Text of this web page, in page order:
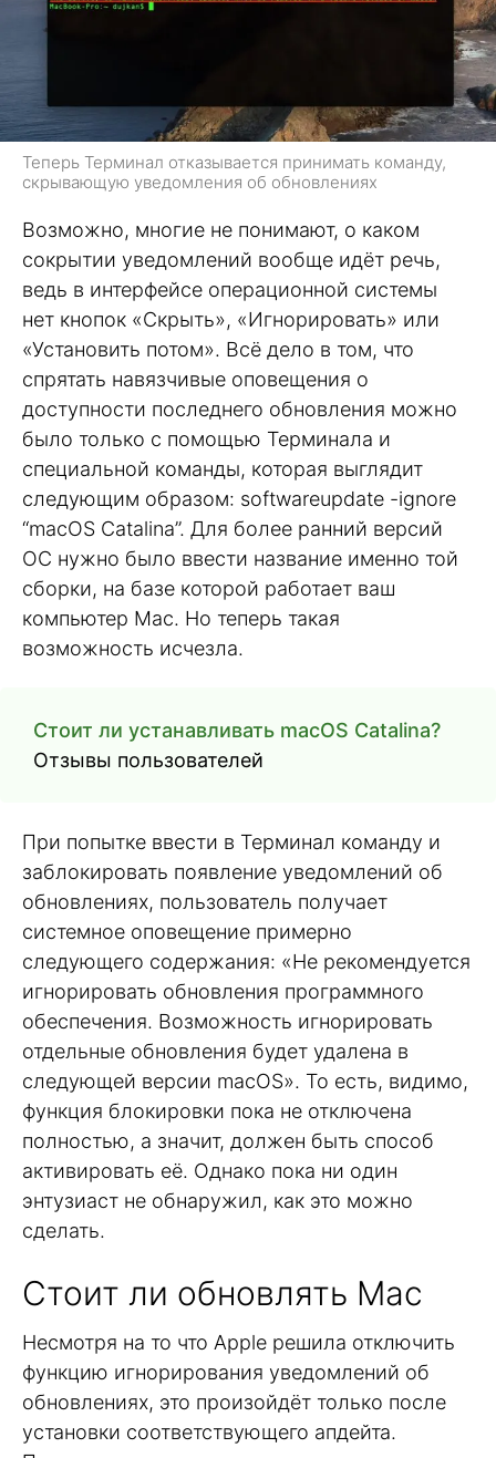
Теперь Терминал отказывается принимать команду,
скрывающую уведомления об обновлениях
Возможно, многие не понимают, о каком
сокрытии уведомлений вообще идёт речь,
ведь в интерфейсе операционной системы
нет кнопок «Скрыть», «Игнорировать» или
«Установить потом». Всё дело в том, что
спрятать навязчивые оповещения о
доступности последнего обновления можно
было только с помощью Терминала и
специальной команды, которая выглядит
следующим образом: softwareupdate -ignore
“macOS Catalina”. Для более ранний версий
ОС нужно было ввести название именно той
сборки, на базе которой работает ваш
компьютер Mac. Но теперь такая
возможность исчезла.
Стоит ли устанавливать macOS Catalina?
Отзывы пользователей
При попытке ввести в Терминал команду и
заблокировать появление уведомлений об
обновлениях, пользователь получает
системное оповещение примерно
следующего содержания: «Не рекомендуется
игнорировать обновления программного
обеспечения. Возможность игнорировать
отдельные обновления будет удалена в
следующей версии macOS». То есть, видимо,
функция блокировки пока не отключена
полностью, а значит, должен быть способ
активировать её. Однако пока ни один
энтузиаст не обнаружил, как это можно
сделать.
Стоит ли обновлять Mac
Несмотря на то что Apple решила отключить
функцию игнорирования уведомлений об
обновлениях, это произойдёт только после
установки соответствующего апдейта.